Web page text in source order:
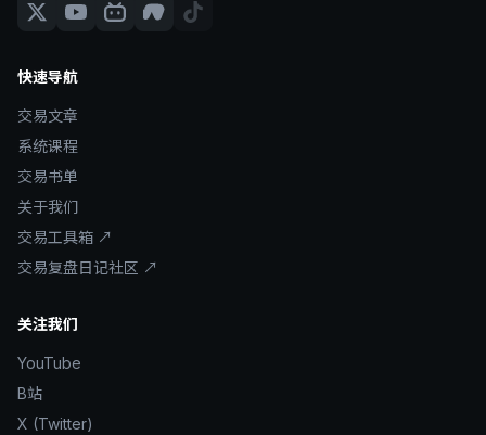
快速导航
交易文章
系统课程
交易书单
关于我们
交易工具箱 ↗
交易复盘日记社区 ↗
关注我们
YouTube
B站
X (Twitter)